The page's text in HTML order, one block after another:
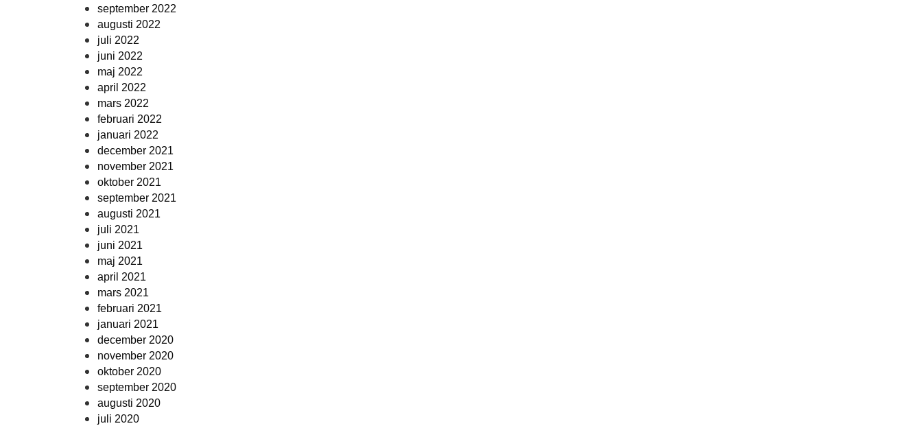
september 2022
augusti 2022
juli 2022
juni 2022
maj 2022
april 2022
mars 2022
februari 2022
januari 2022
december 2021
november 2021
oktober 2021
september 2021
augusti 2021
juli 2021
juni 2021
maj 2021
april 2021
mars 2021
februari 2021
januari 2021
december 2020
november 2020
oktober 2020
september 2020
augusti 2020
juli 2020